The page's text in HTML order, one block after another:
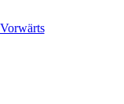
Vorwärts